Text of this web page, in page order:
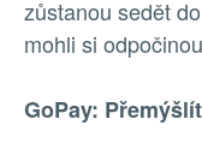
zůstanou sedět
mohli si
GoPay: